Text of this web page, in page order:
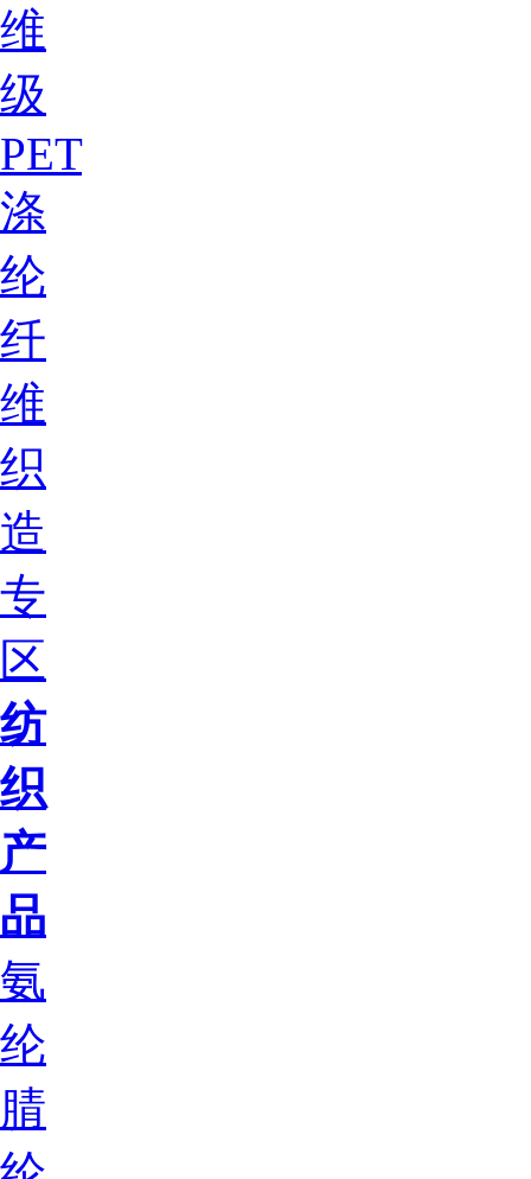
维
级
PET
涤
纶
纤
维
织
造
专
区
纺
织
产
品
氨
纶
腈